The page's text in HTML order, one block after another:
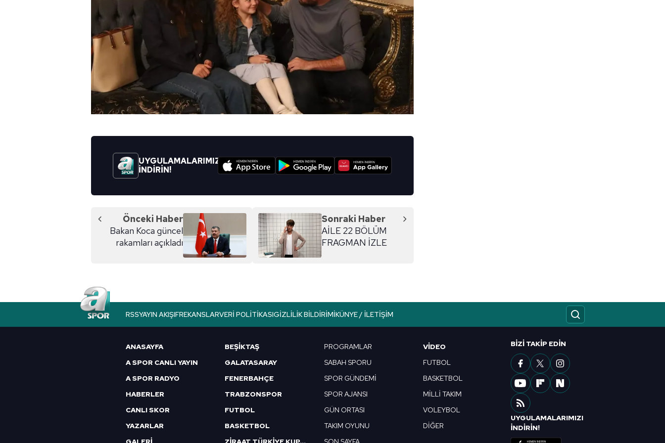
UYGULAMALARIMIZI
İNDİRİN!
Önceki Haber
Bakan Koca güncel
rakamları açıkladı
Sonraki Haber
AİLE 22 BÖLÜM
FRAGMAN İZLE
RSSYAYIN AKIŞIFREKANSLARVERI POLITIKASIGIZLILIK BILDIRIMIKÜNYE / İLETIŞIM
ANASAYFA
A SPOR CANLI YAYIN
A SPOR RADYO
HABERLER
CANLI SKOR
YAZARLAR
BEŞİKTAŞ
GALATASARAY
FENERBAHÇE
TRABZONSPOR
FUTBOL
BASKETBOL
PROGRAMLAR
SABAH SPORU
SPOR GÜNDEMİ
SPOR AJANSI
GÜN ORTASI
TAKIM OYUNU
VIDEO
FUTBOL
BASKETBOL
MİLLİ TAKIM
VOLEYBOL
DİĞER
BIZI TAKIP EDIN
UYGULAMALARIMIZI
İNDİRİN!